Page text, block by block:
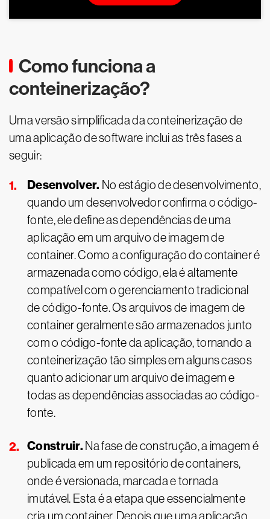
Como funciona a
conteinerização?
Uma versão simplificada da conteinerização de
uma aplicação de software inclui as três fases a
seguir:
Desenvolver. No estágio de desenvolvimento,
quando um desenvolvedor confirma o código-
fonte, ele define as dependências de uma
aplicação em um arquivo de imagem de
container. Como a configuração do container é
armazenada como código, ela é altamente
compatível com o gerenciamento tradicional
de código-fonte. Os arquivos de imagem de
container geralmente são armazenados junto
com o código-fonte da aplicação, tornando a
conteinerização tão simples em alguns casos
quanto adicionar um arquivo de imagem e
todas as dependências associadas ao código-
fonte.
Construir. Na fase de construção, a imagem é
publicada em um repositório de containers,
onde é versionada, marcada e tornada
imutável. Esta é a etapa que essencialmente
cria um container. Depois que uma aplicação